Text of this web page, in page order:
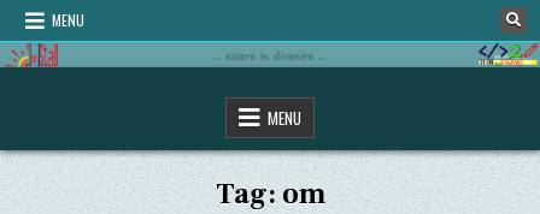
Skip
content
MENU
MENU
Tag:om